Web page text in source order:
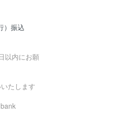
）振込
以内にお願
たします